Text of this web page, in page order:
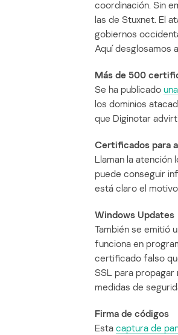
coordinación. Sin
las de Stuxnet. El
gobiernos
Aquí desglosamos
Más de 500
Se ha publicado
los dominios
que Diginotar
Certificados para
Llaman la
puede conseguir
está claro el
Windows Updates
También se emitió
funciona en
certificado falso
SSL para
medidas de
Firma de códigos
Esta captura de